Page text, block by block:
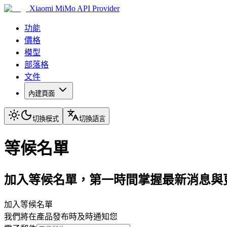
Xiaomi MiMo API Provider
功能
價格
模型
部落格
文件
內建頁面
切換模式 切換語言
等候名單
加入等候名單，第一時間掌握最新消息與
加入等候名單
我們將在產品發布時及時通知您